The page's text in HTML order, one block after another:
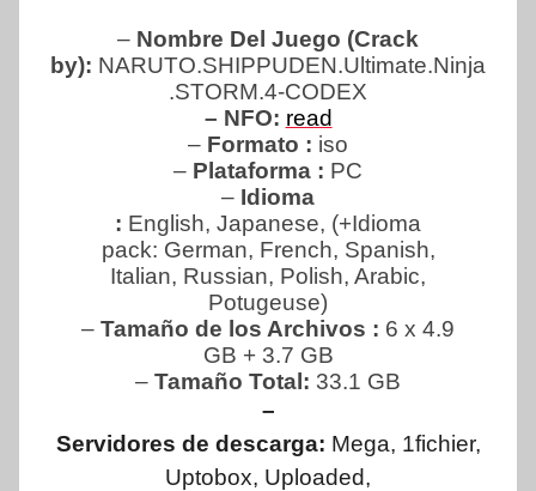
– Nombre Del Juego (Crack
by): NARUTO.SHIPPUDEN.Ultimate.Ninja
.STORM.4-CODEX
– NFO: read
– Formato : iso
– Plataforma : PC
– Idioma
: English, Japanese, (+Idioma
pack: German, French, Spanish,
Italian, Russian, Polish, Arabic,
Potugeuse)
– Tamaño de los Archivos : 6 x 4.9
GB + 3.7 GB
– Tamaño Total: 33.1 GB
–
Servidores de descarga: Mega, 1fichier,
Uptobox, Uploaded,